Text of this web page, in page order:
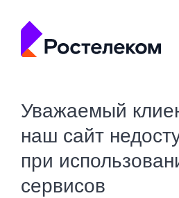
Уважаемый
наш сайт
при
сервисов